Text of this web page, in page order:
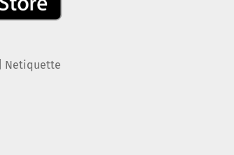
Netiquette